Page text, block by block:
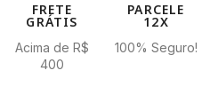
FRETE
GRÁTIS
Acima de R$
400
PARCELE
12X
100% Seguro!